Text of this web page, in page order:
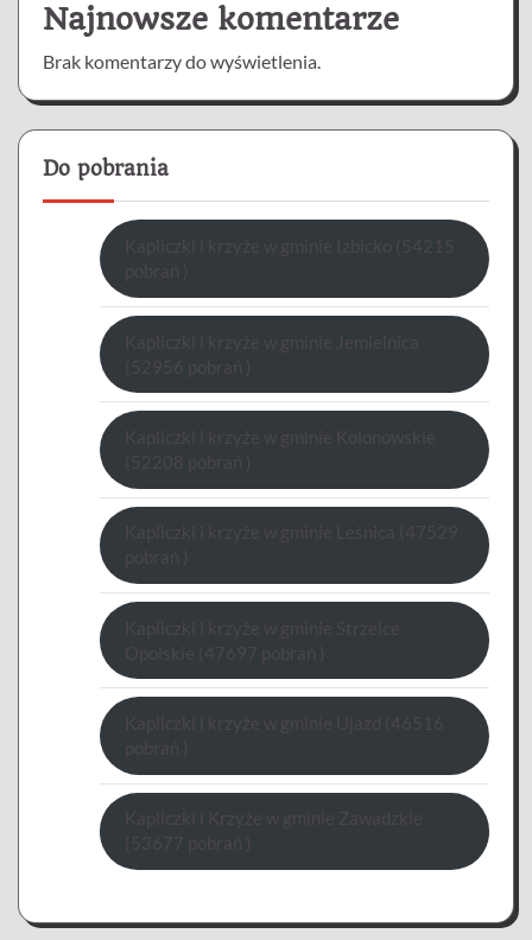
Najnowsze komentarze
Brak komentarzy do wyświetlenia.
Do pobrania
Kapliczki i krzyże w gminie Izbicko (54215
pobrań )
Kapliczki i krzyże w gminie Jemielnica
(52956 pobrań )
Kapliczki i krzyże w gminie Kolonowskie
(52208 pobrań )
Kapliczki i krzyże w gminie Leśnica (47529
pobrań )
Kapliczki i krzyże w gminie Strzelce
Opolskie (47697 pobrań )
Kapliczki i krzyże w gminie Ujazd (46516
pobrań )
Kapliczki i Krzyże w gminie Zawadzkie
(53677 pobrań )